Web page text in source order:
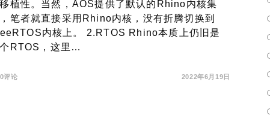
植性。当然，AOS提供了默认的Rhino内核集
笔者就直接采用Rhino内核，没有折腾切换到
内核上。 2.RTOS Rhino本质上仍旧是
RTOS，这里…
0评论 2022年6月19日